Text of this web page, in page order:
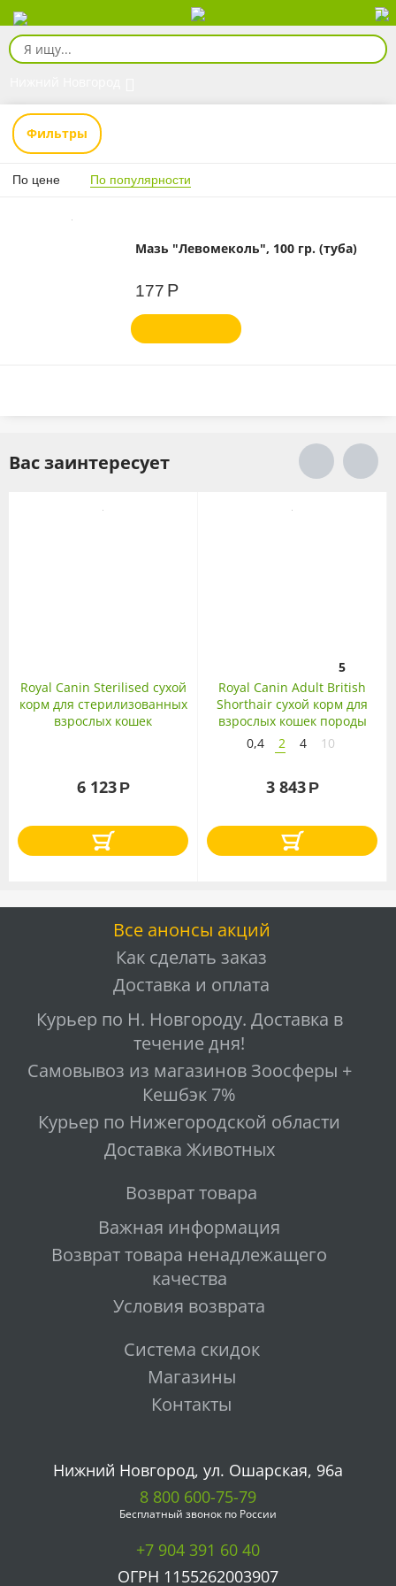
Фильтры
По цене По популярности
Мазь "Левомеколь", 100 гр. (туба)
177 Р
Вас заинтересует
Royal Canin Sterilised сухой
корм для стерилизованных
взрослых кошек
6 123 Р
5
Royal Canin Adult British
Shorthair сухой корм для
взрослых кошек породы
Британская
короткошерстная
0,4 2 4 10
3 843 Р
Все анонсы акций
Как сделать заказ
Доставка и оплата
Курьер по Н. Новгороду. Доставка в
течение дня!
Самовывоз из магазинов Зоосферы +
Кешбэк 7%
Курьер по Нижегородской области
Доставка Животных
Возврат товара
Важная информация
Возврат товара ненадлежащего
качества
Условия возврата
Система скидок
Магазины
Контакты
Нижний Новгород, ул. Ошарская, 96а
8 800 600-75-79
Бесплатный звонок по России
+7 904 391 60 40
ОГРН 1155262003907